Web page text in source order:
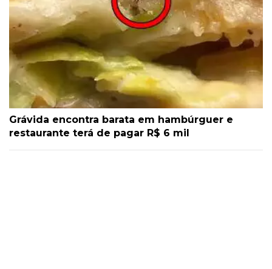
Grávida encontra barata em hambúrguer e
restaurante terá de pagar R$ 6 mil